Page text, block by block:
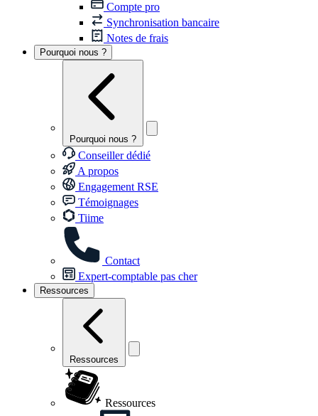
Compte pro
Synchronisation bancaire
Notes de frais
Pourquoi nous ?
Pourquoi nous ?
Conseiller dédié
A propos
Engagement RSE
Témoignages
Tiime
Contact
Expert-comptable pas cher
Ressources
Ressources
Ressources